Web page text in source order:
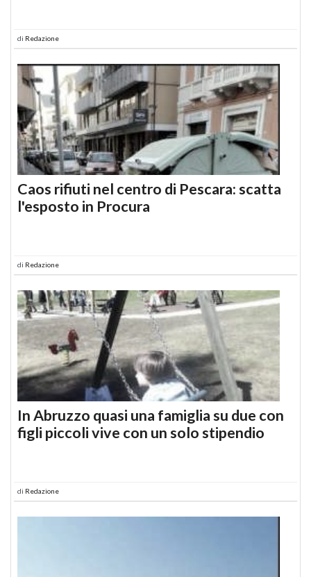
di Redazione
Caos rifiuti nel centro di Pescara: scatta
l'esposto in Procura
di Redazione
In Abruzzo quasi una famiglia su due con
figli piccoli vive con un solo stipendio
di Redazione